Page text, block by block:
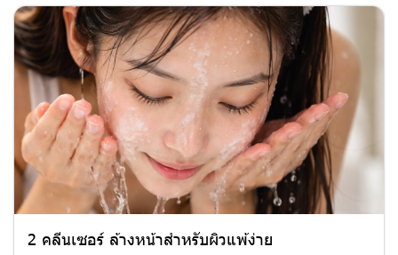
2 คลีนเซอร์ ล้างหน้าสำหรับผิวแพ้ง่าย